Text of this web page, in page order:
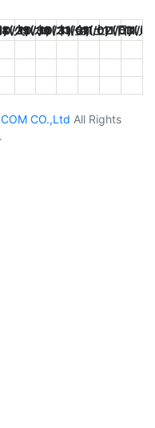
) 火)
29(水)
10/30(木)
10/31(金)
11/01(土)
11/02(日)
11/03(月)
11/
CO.,Ltd All Rights